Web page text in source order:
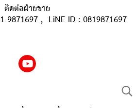
ติดต่อฝ่ายขาย
, LiNE ID : 0819871697